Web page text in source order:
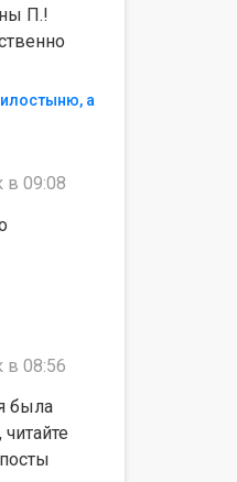
П.!
а
в 09:08
нет
в 08:56
была